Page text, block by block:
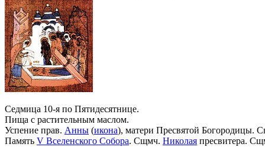
Седмица 10-я по Пятидесятнице.
Пища с растительным маслом.
Успение прав. Анны (икона), матери Пресвятой Богородицы.
Память V Вселенского Собора. Сщмч. Николая пресвитера.